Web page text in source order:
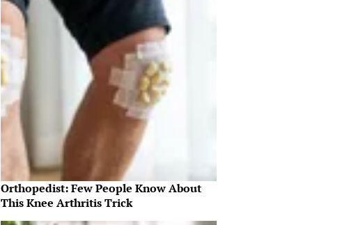
Orthopedist: Few People Know About
This Knee Arthritis Trick